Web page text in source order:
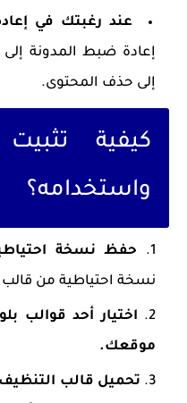
عند رغبتك في
إعادة ضبط المدونة
إلى حذف المحتوى.
كيفية
واستخدامه؟
حفظ نسخة
نسخة احتياطية من قالب
اختيار أحد قوالب
موقعك.
تحميل قالب التنظيف